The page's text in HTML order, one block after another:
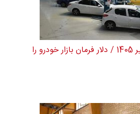
قیمت خودرو امروز 25 تیر 1405 / دلار فرمان بازار خودرو را